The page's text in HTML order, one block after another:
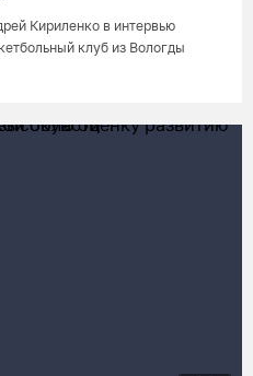
Кириленко в интервью
клуб из Вологды